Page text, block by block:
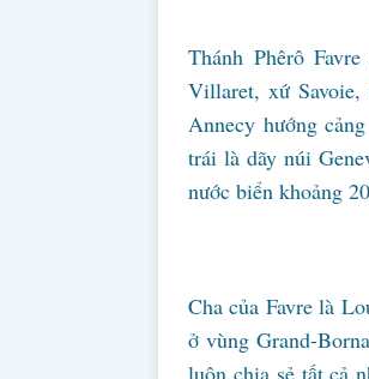
Thánh Phêrô
Villaret, xứ
Annecy hướng
trái là dãy núi
nước biển khoảng
Cha của Favre là
ở vùng Grand-
luôn chia sẻ tất cả